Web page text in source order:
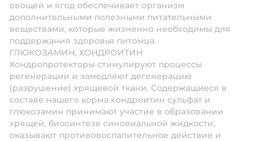
овощей и ягод обеспечивает организм
дополнительными полезными питательными
веществами, которые жизненно необходимы для
поддержания здоровья питомца.
ГЛЮКОЗАМИН, ХОНДРОИТИН
Хондропротекторы стимулируют процессы
регенерации и замедляют дегенерацию
(разрушение) хрящевой ткани. Содержащиеся в
составе нашего корма хондроитин сульфат и
глюкозамин принимают участие в образовании
хрящей, биосинтезе синовиальной жидкости,
оказывают противовоспалительное действие и